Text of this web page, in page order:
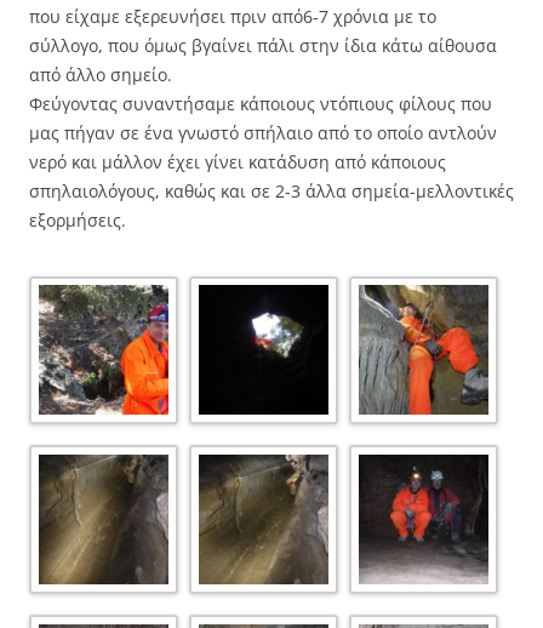
που είχαμε εξερευνήσει πριν από6-7 χρόνια με το
σύλλογο, που όμως βγαίνει πάλι στην ίδια κάτω αίθουσα
από άλλο σημείο.
Φεύγοντας συναντήσαμε κάποιους ντόπιους φίλους που
μας πήγαν σε ένα γνωστό σπήλαιο από το οποίο αντλούν
νερό και μάλλον έχει γίνει κατάδυση από κάποιους
σπηλαιολόγους, καθώς και σε 2-3 άλλα σημεία-μελλοντικές
εξορμήσεις.